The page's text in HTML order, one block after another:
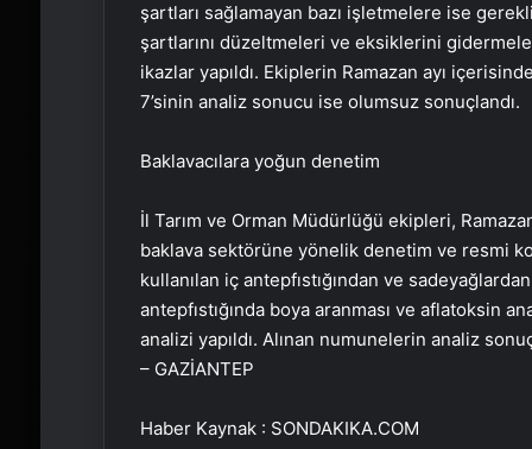
şartları sağlamayan bazı işletmelere ise
şartlarını düzeltmeleri ve eksiklerini
ikazlar yapıldı. Ekiplerin Ramazan ayı
7’sinin analiz sonucu ise olumsuz sonuçlandı.
Baklavacılara yoğun denetim
İl Tarım ve Orman Müdürlüğü ekipleri,
baklava sektörüne yönelik denetim ve resmi
kullanılan iç antepfıstığından ve
antepfıstığında boya aranması ve aflatoksin
analizi yapıldı. Alınan numunelerin analiz
– GAZİANTEP
Haber Kaynak : SONDAKIKA.COM